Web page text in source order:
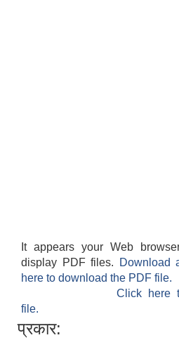
It appears your Web
display PDF files.
Download
here to download the PDF file.
Click here
file.
प्रकार: